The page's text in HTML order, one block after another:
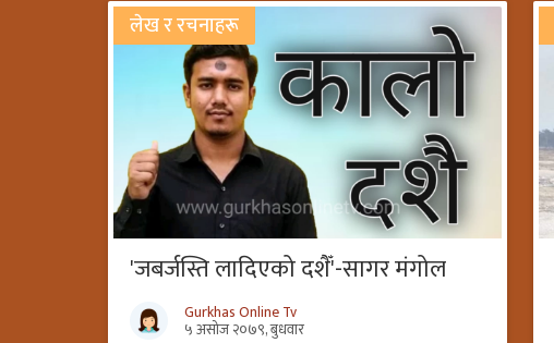
लेख र रचनाहरू
'जबर्जस्ति लादिएको दशैँ'-सागर मंगोल
Gurkhas Online Tv
५ असोज २०७९, बुधवार